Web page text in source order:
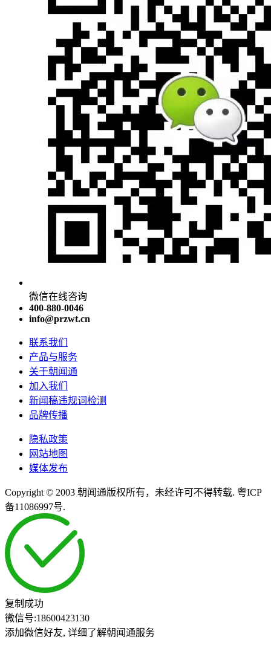
微信在线咨询
400-880-0046
info@przwt.cn
联系我们
产品与服务
关于朝闻通
加入我们
新闻稿违规词检测
品牌传播
隐私政策
网站地图
媒体发布
Copyright © 2003 朝闻通版权所有，未经许可不得转载. 粤ICP
备11086997号.
复制成功
微信号:18600423130
添加微信好友, 详细了解朝闻通服务